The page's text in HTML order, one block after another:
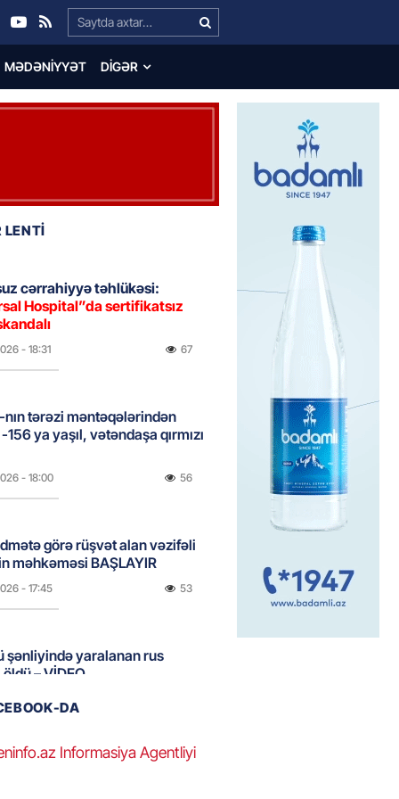
Search…
MƏDƏNIYYƏT DIGƏR
cərrahiyyə təhlükəsi:
Hospital”da sertifikatsız
- 18:31 67
nın tərəzi məntəqələrindən
ya yaşıl, vətəndaşa qırmızı
- 18:00 56
görə rüşvət alan vəzifəli
məhkəməsi BAŞLAYIR
- 17:45 53
şənliyində yaralanan rus
– VİDEO
qadının milyonluq mirası ilə
DA
Informasiya Agentliyi